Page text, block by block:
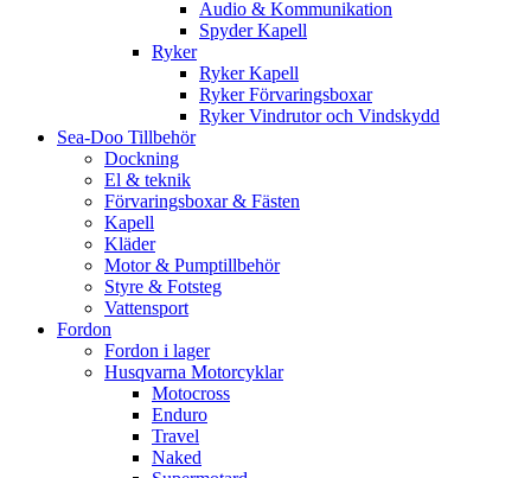
Audio & Kommunikation
Spyder Kapell
Ryker
Ryker Kapell
Ryker Förvaringsboxar
Ryker Vindrutor och Vindskydd
Sea-Doo Tillbehör
Dockning
El & teknik
Förvaringsboxar & Fästen
Kapell
Kläder
Motor & Pumptillbehör
Styre & Fotsteg
Vattensport
Fordon
Fordon i lager
Husqvarna Motorcyklar
Motocross
Enduro
Travel
Naked